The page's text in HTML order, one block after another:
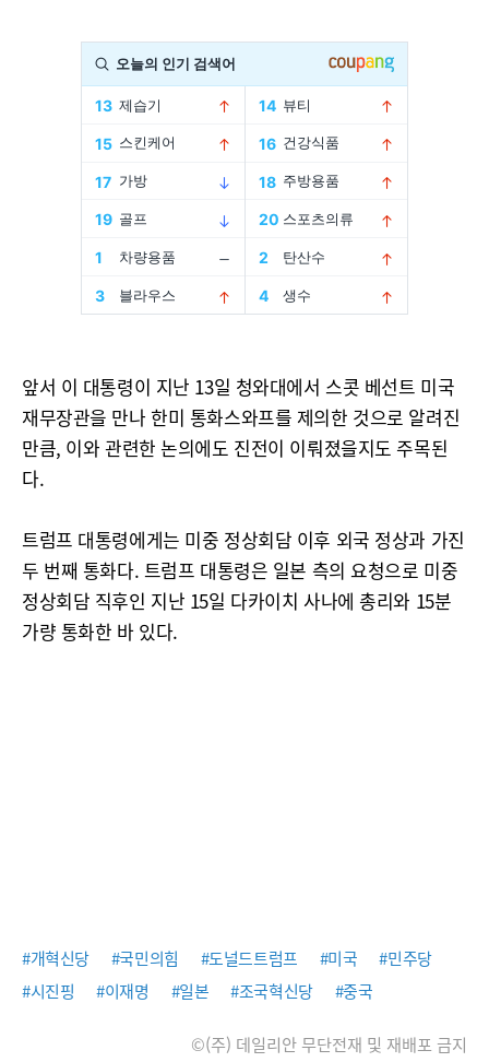
앞서 이 대통령이 지난 13일 청와대에서 스콧 베선트 미국
재무장관을 만나 한미 통화스와프를 제의한 것으로 알려진
만큼, 이와 관련한 논의에도 진전이 이뤄졌을지도 주목된
다.
트럼프 대통령에게는 미중 정상회담 이후 외국 정상과 가진
두 번째 통화다. 트럼프 대통령은 일본 측의 요청으로 미중
정상회담 직후인 지난 15일 다카이치 사나에 총리와 15분
가량 통화한 바 있다.
#개혁신당 #국민의힘 #도널드트럼프 #미국
#민주당
#시진핑
#이재명 #일본 #조국혁신당 #중국
©(주) 데일리안 무단전재 및 재배포 금지